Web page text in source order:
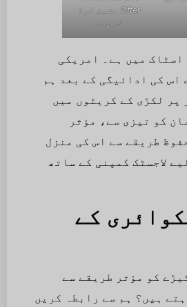
Sifter مشین لوڈ
کریں۔
اسٹاک میں ہے۔ امریکی
اس کی ادائیگی کے بعد ہم
پر لکڑی کے کریٹوں میں
کو تیزی سے، مؤثر
طریقے سے اس کی منزل
لاجسٹک کمپنی کے ساتھ
کے
کو مؤثر طریقے سے
ہیں؟ ہم سے رابطہ کریں